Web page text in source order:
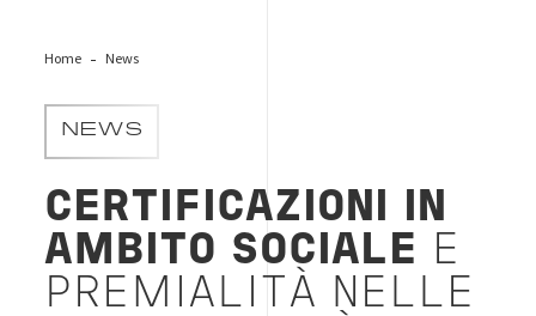
Home News
NEWS
CERTIFICAZIONI IN
AMBITO SOCIALE
E
PREMIALITÀ NELLE